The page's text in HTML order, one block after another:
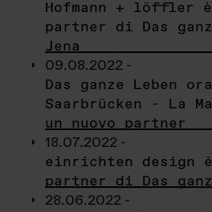
Hofmann + löffler
partner di Das
Jena
09.08.2022 -
Das ganze Leben
Saarbrücken - La
un nuovo partner
18.07.2022 -
einrichten design
partner di Das
28.06.2022 -